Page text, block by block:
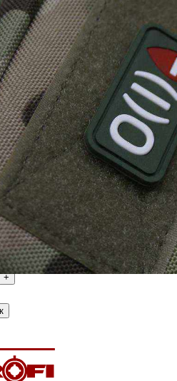
крови" AB(IV)Rh-
+